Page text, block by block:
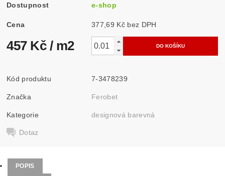
Dostupnost e-shop
Cena 377,69 Kč bez DPH
457 Kč / m2
Kód produktu 7-3478239
Značka Ferobet
Kategorie designová barevná
Dotaz
POPIS